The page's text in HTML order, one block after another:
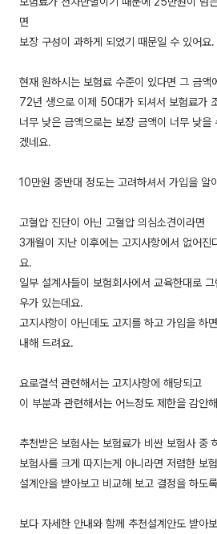
면
보장 구성이 과하게 되었기 때문일 수 있어요.
현재 원하시는 보험료 수준이 있다면 그 금액
72년 생으로 이제 50대가 되셔서 보험료가
너무 낮은 금액으로는 보장 금액이 너무 낮을
겠네요.
10만원 중반대 정도는 고려하셔서 가입을 알
고혈압 진단이 아닌 고혈압 의심소견이라면
3개월이 지난 이후에는 고지사항에서 없어진
요.
일부 설계사들이 보험회사에서 교육한대로
우가 있는데요.
고지사항이 아닌데도 고지를 하고 가입을 하
내해 드려요.
요로결석 관련해서는 고지사항에 해당되고
이 부분과 관련해서는 어느정도 제한을 감안
추천받은 보험사는 보험료가 비싼 보험사 중
보험사를 크게 따지는게 아니라면 저렴한 보
설계안을 받아보고 비교해 보고 결정을 하도
보다 자세한 안내와 함께 추천설계안도 받아